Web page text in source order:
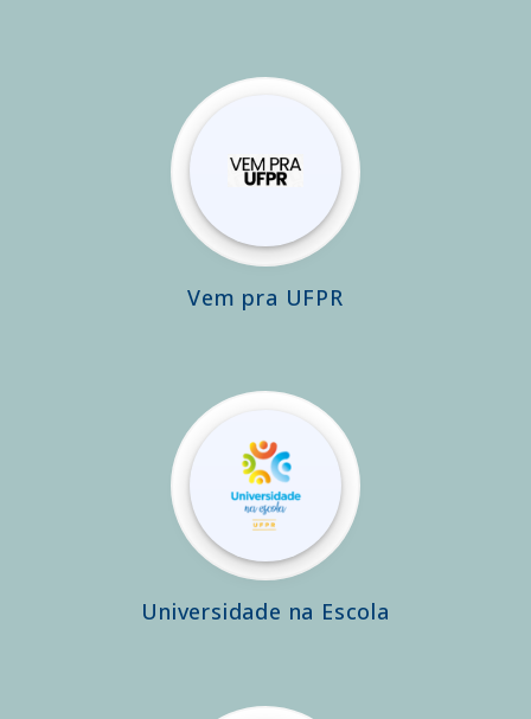
Vem pra UFPR
Universidade na Escola